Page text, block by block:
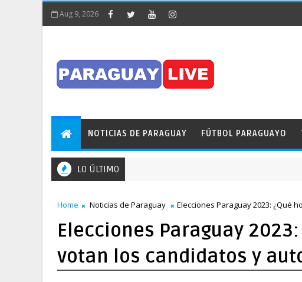
Aug 9, 2026
NOTICIAS DE PARAGUAY FÚTBOL PARAGUAYO
LO ÚLTIMO
Home Noticias de Paraguay Elecciones Paraguay 2023: ¿Qué
Elecciones Paraguay
votan los candidatos y